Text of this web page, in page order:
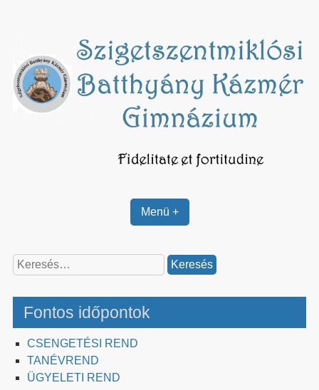
Menü +
Keresés:
Fontos időpontok
CSENGETÉSI REND
TANÉVREND
ÜGYELETI REND